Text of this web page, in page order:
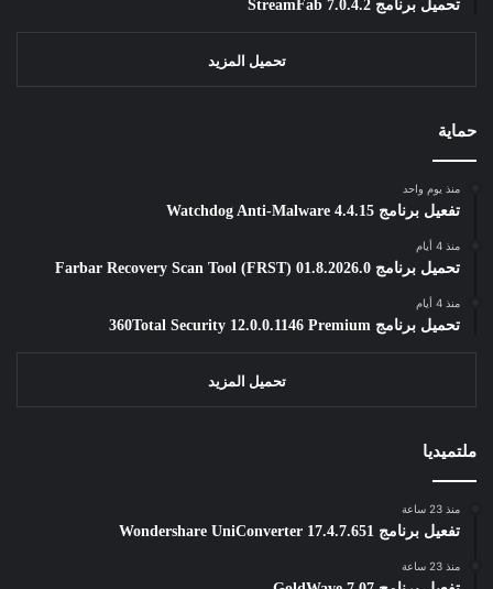
تحميل برنامج StreamFab 7.0.4.2
تحميل المزيد
حماية
منذ يوم واحد
تفعيل برنامج Watchdog Anti-Malware 4.4.15
منذ 4 أيام
تحميل برنامج Farbar Recovery Scan Tool (FRST) 01.8.2026.0
منذ 4 أيام
تحميل برنامج 360Total Security 12.0.0.1146 Premium
تحميل المزيد
ملتميديا
منذ 23 ساعة
تفعيل برنامج Wondershare UniConverter 17.4.7.651
منذ 23 ساعة